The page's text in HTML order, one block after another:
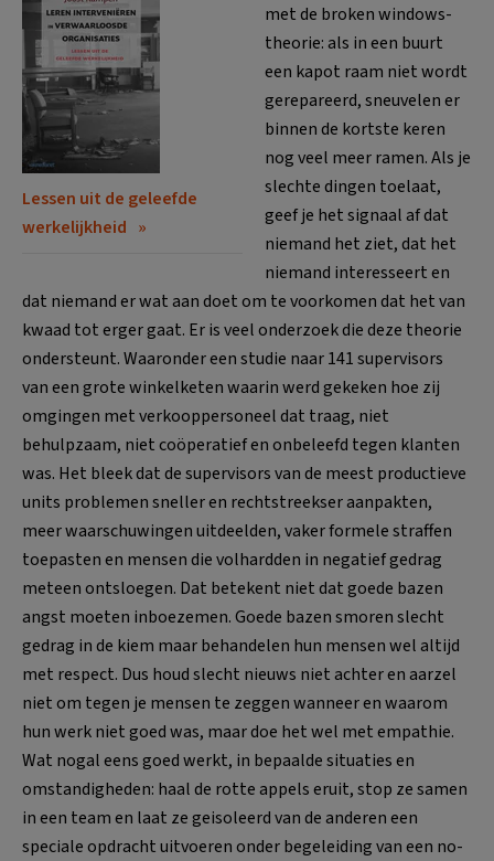
Lessen uit de geleefde
werkelijkheid
met de broken windows-
theorie: als in een buurt
een kapot raam niet wordt
gerepareerd, sneuvelen er
binnen de kortste keren
nog veel meer ramen. Als je
slechte dingen toelaat,
geef je het signaal af dat
niemand het ziet, dat het
niemand interesseert en
dat niemand er wat aan doet om te voorkomen dat het van
kwaad tot erger gaat. Er is veel onderzoek die deze theorie
ondersteunt. Waaronder een studie naar 141 supervisors
van een grote winkelketen waarin werd gekeken hoe zij
omgingen met verkooppersoneel dat traag, niet
behulpzaam, niet coöperatief en onbeleefd tegen klanten
was. Het bleek dat de supervisors van de meest productieve
units problemen sneller en rechtstreekser aanpakten,
meer waarschuwingen uitdeelden, vaker formele straffen
toepasten en mensen die volhardden in negatief gedrag
meteen ontsloegen. Dat betekent niet dat goede bazen
angst moeten inboezemen. Goede bazen smoren slecht
gedrag in de kiem maar behandelen hun mensen wel altijd
met respect. Dus houd slecht nieuws niet achter en aarzel
niet om tegen je mensen te zeggen wanneer en waarom
hun werk niet goed was, maar doe het wel met empathie.
Wat nogal eens goed werkt, in bepaalde situaties en
omstandigheden: haal de rotte appels eruit, stop ze samen
in een team en laat ze geisoleerd van de anderen een
speciale opdracht uitvoeren onder begeleiding van een no-